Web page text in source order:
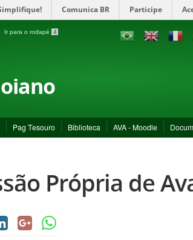
Comunica BR Participe
Ir para o rodapé 4
Pag Tesouro Biblioteca AVA - Moodle
Própria de